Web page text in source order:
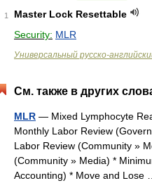
1
Master Lock Resettable
Security: MLR
Универсальный русско-
См. также в других
MLR — Mixed Lymphocyte
Monthly Labor Review
Labor Review (Community »
(Community » Media) *
Accounting) * Move and